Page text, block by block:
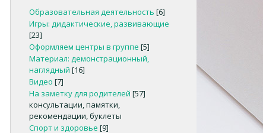
Образовательная деятельность [6]
Игры: дидактические, развивающие
[23]
Оформляем центры в группе [5]
Материал: демонстрационный,
наглядный [16]
Видео [7]
На заметку для родителей [57]
консультации, памятки,
рекомендации, буклеты
Спорт и здоровье [9]